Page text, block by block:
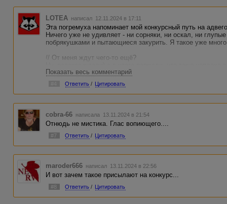
LOTEA написал 12.11.2024 в 17:11
Эта погремуха напоминает мой конкурсный путь на
Ничего уже не удивляет - ни сорняки, ни оскал, ни
побрякушками и пытающиеся закурить. Я такое уже
// От меня ждут чего-то ещё?
На том и разойдёмся, потому что "не в силах изменить
лишь уныние"
Показать весь комментарий
Ответить / Цитировать
cobra-66 написала 13.11.2024 в 21:54
Отнюдь не мистика. Глас вопиющего....
#7 Ответить / Цитировать
maroder666 написал 13.11.2024 в 22:56
И вот зачем такое присылают на конкурс...
#8 Ответить / Цитировать